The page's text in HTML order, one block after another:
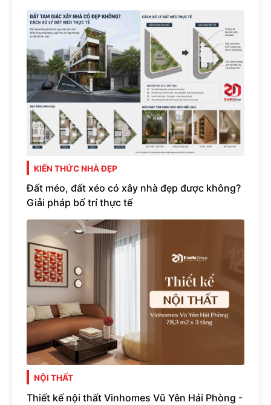
KIẾN THỨC NHÀ ĐẸP
Đất méo, đất xéo có xây nhà đẹp được không?
Giải pháp bố trí thực tế
NỘI THẤT
Thiết kế nội thất Vinhomes Vũ Yên Hải Phòng -